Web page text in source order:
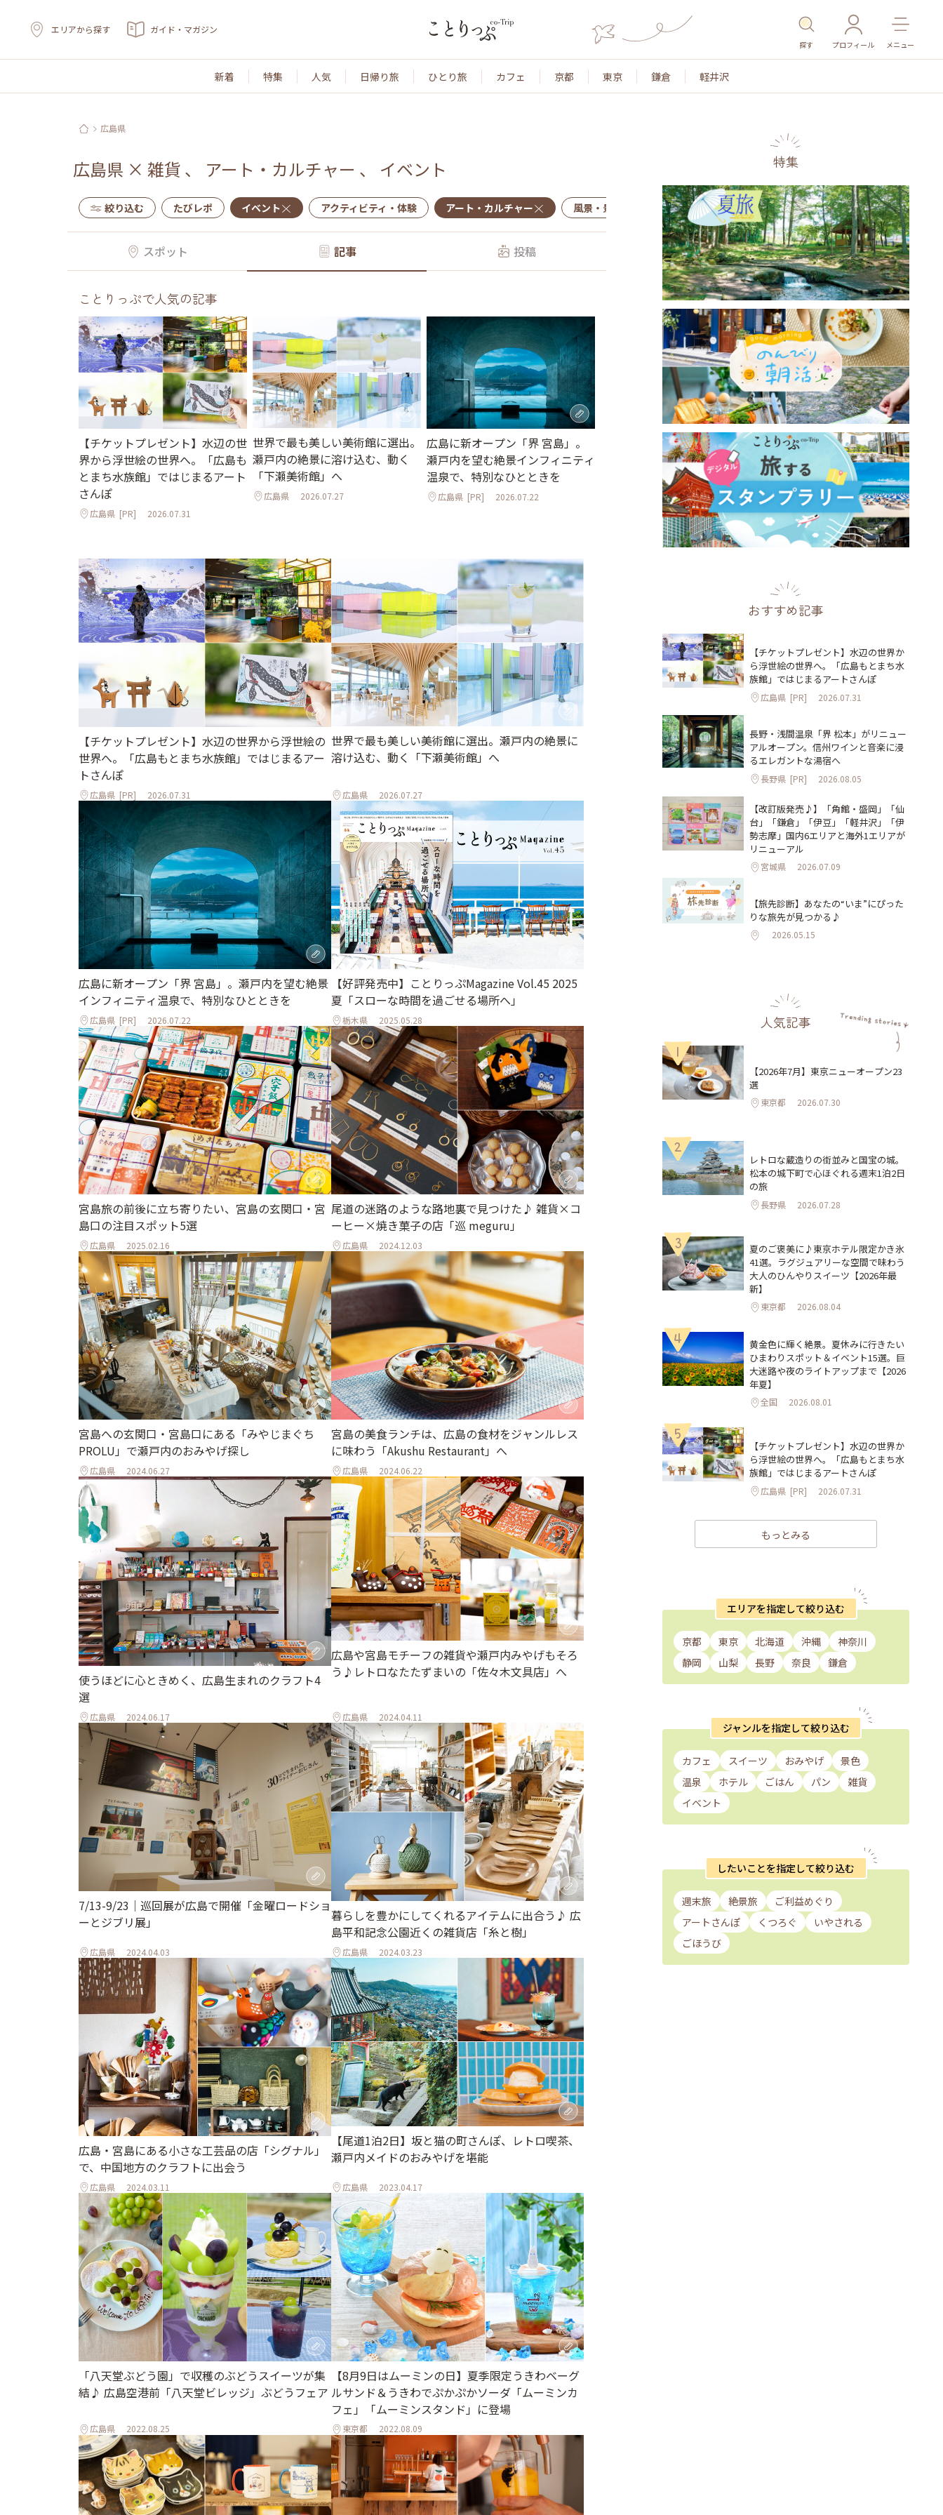
エリアから探す ガイド・マガジン
探す プロフィール メニュー
新着 特集 人気 日帰り旅 ひとり旅 カフェ 京都 東京 鎌倉 軽井沢
広島県
広島県 × 雑貨 、 アート・カルチャー 、 イベント
絞り込む たびレポ イベント アクティビティ・体験 アート・カルチャー 風景・景色 名所・旧跡 温泉・スパ その他施設 ごはん
スポット 記事 投稿
ことりっぷで人気の記事
【チケットプレゼント】水辺の世
界から浮世絵の世界へ。「広島も
とまち水族館」ではじまるアート
さんぽ
広島県 [PR] 2026.07.31
世界で最も美しい美術館に選出。
瀬戸内の絶景に溶け込む、動く
「下瀬美術館」へ
広島県 2026.07.27
広島に新オープン「界 宮島」。
瀬戸内を望む絶景インフィニティ
温泉で、特別なひとときを
広島県 [PR] 2026.07.22
【チケットプレゼント】水辺の世界から浮世絵の
世界へ。「広島もとまち水族館」ではじまるアー
トさんぽ
広島県 [PR] 2026.07.31
世界で最も美しい美術館に選出。瀬戸内の絶景に
溶け込む、動く「下瀬美術館」へ
広島県 2026.07.27
広島に新オープン「界 宮島」。瀬戸内を望む絶景
インフィニティ温泉で、特別なひとときを
広島県 [PR] 2026.07.22
【好評発売中】ことりっぷMagazine Vol.45 2025
夏「スローな時間を過ごせる場所へ」
栃木県 2025.05.28
宮島旅の前後に立ち寄りたい、宮島の玄関口・宮
島口の注目スポット5選
広島県 2025.02.16
尾道の迷路のような路地裏で見つけた♪ 雑貨×コ
ーヒー×焼き菓子の店「巡 meguru」
広島県 2024.12.03
宮島への玄関口・宮島口にある「みやじまぐち
PROLU」で瀬戸内のおみやげ探し
広島県 2024.06.27
宮島の美食ランチは、広島の食材をジャンルレス
に味わう「Akushu Restaurant」へ
広島県 2024.06.22
使うほどに心ときめく、広島生まれのクラフト4
選
広島県 2024.06.17
広島や宮島モチーフの雑貨や瀬戸内みやげもそろ
う♪レトロなたたずまいの「佐々木文具店」へ
広島県 2024.04.11
7/13-9/23｜巡回展が広島で開催「金曜ロードショ
ーとジブリ展」
広島県 2024.04.03
暮らしを豊かにしてくれるアイテムに出合う♪ 広
島平和記念公園近くの雑貨店「糸と樹」
広島県 2024.03.23
広島・宮島にある小さな工芸品の店「シグナル」
で、中国地方のクラフトに出会う
広島県 2024.03.11
【尾道1泊2日】坂と猫の町さんぽ、レトロ喫茶、
瀬戸内メイドのおみやげを堪能
広島県 2023.04.17
「八天堂ぶどう園」で収穫のぶどうスイーツが集
結♪ 広島空港前「八天堂ビレッジ」ぶどうフェア
広島県 2022.08.25
【8月9日はムーミンの日】夏季限定うきわベーグ
ルサンド＆うきわでぷかぷかソーダ「ムーミンカ
フェ」「ムーミンスタンド」に登場
東京都 2022.08.09
特集
おすすめ記事
【チケットプレゼント】水辺の世界か
ら浮世絵の世界へ。「広島もとまち水
族館」ではじまるアートさんぽ
広島県 [PR] 2026.07.31
長野・浅間温泉「界 松本」がリニュー
アルオープン。信州ワインと音楽に浸
るエレガントな湯宿へ
長野県 [PR] 2026.08.05
【改訂版発売♪】「角館・盛岡」「仙
台」「鎌倉」「伊豆」「軽井沢」「伊
勢志摩」国内6エリアと海外1エリアが
リニューアル
宮城県 2026.07.09
【旅先診断】あなたの“いま”にぴった
りな旅先が見つかる♪
2026.05.15
人気記事
1
【2026年7月】東京ニューオープン23
選
東京都 2026.07.30
2
レトロな蔵造りの街並みと国宝の城。
松本の城下町で心ほぐれる週末1泊2日
の旅
長野県 2026.07.28
3
夏のご褒美に♪東京ホテル限定かき氷
41選。ラグジュアリーな空間で味わう
大人のひんやりスイーツ【2026年最
新】
東京都 2026.08.04
4
黄金色に輝く絶景。夏休みに行きたい
ひまわりスポット＆イベント15選。巨
大迷路や夜のライトアップまで【2026
年夏】
全国 2026.08.01
5
【チケットプレゼント】水辺の世界か
ら浮世絵の世界へ。「広島もとまち水
族館」ではじまるアートさんぽ
広島県 [PR] 2026.07.31
もっとみる
エリアを指定して絞り込む
京都 東京 北海道 沖縄
神奈川
静岡
山梨 長野 奈良 鎌倉
ジャンルを指定して絞り込む
カフェ スイーツ おみやげ
景色
温泉
ホテル ごはん パン
雑貨
イベント
したいことを指定して絞り込む
週末旅 絶景旅
ご利益めぐり
アートさんぽ
くつろぐ
いやされる
ごほうび